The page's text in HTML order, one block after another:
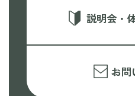
説明会・
お問